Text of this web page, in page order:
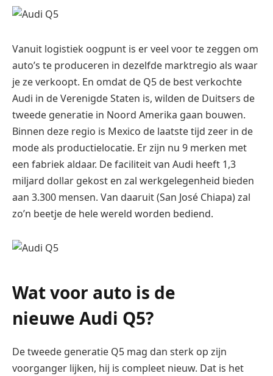
Vanuit logistiek oogpunt is er veel voor te zeggen om
auto’s te produceren in dezelfde marktregio als waar
je ze verkoopt. En omdat de Q5 de best verkochte
Audi in de Verenigde Staten is, wilden de Duitsers de
tweede generatie in Noord Amerika gaan bouwen.
Binnen deze regio is Mexico de laatste tijd zeer in de
mode als productielocatie. Er zijn nu 9 merken met
een fabriek aldaar. De faciliteit van Audi heeft 1,3
miljard dollar gekost en zal werkgelegenheid bieden
aan 3.300 mensen. Van daaruit (San José Chiapa) zal
zo’n beetje de hele wereld worden bediend.
Wat voor auto is de
nieuwe Audi Q5?
De tweede generatie Q5 mag dan sterk op zijn
voorganger lijken, hij is compleet nieuw. Dat is het